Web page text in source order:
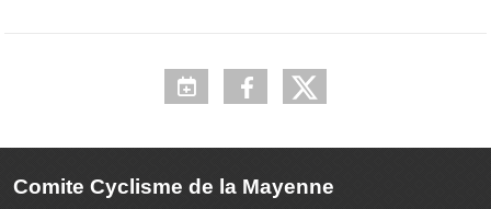
Comite Cyclisme de la Mayenne